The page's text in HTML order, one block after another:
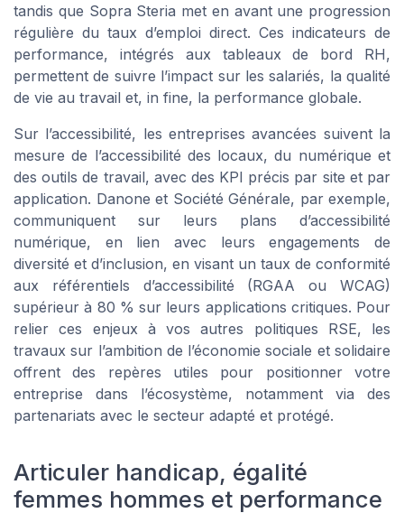
tandis que Sopra Steria met en avant une progression
régulière du taux d’emploi direct. Ces indicateurs de
performance, intégrés aux tableaux de bord RH,
permettent de suivre l’impact sur les salariés, la qualité
de vie au travail et, in fine, la performance globale.
Sur l’accessibilité, les entreprises avancées suivent la
mesure de l’accessibilité des locaux, du numérique et
des outils de travail, avec des KPI précis par site et par
application. Danone et Société Générale, par exemple,
communiquent sur leurs plans d’accessibilité
numérique, en lien avec leurs engagements de
diversité et d’inclusion, en visant un taux de conformité
aux référentiels d’accessibilité (RGAA ou WCAG)
supérieur à 80 % sur leurs applications critiques. Pour
relier ces enjeux à vos autres politiques RSE, les
travaux sur l’ambition de l’économie sociale et solidaire
offrent des repères utiles pour positionner votre
entreprise dans l’écosystème, notamment via des
partenariats avec le secteur adapté et protégé.
Articuler handicap, égalité
femmes hommes et performance